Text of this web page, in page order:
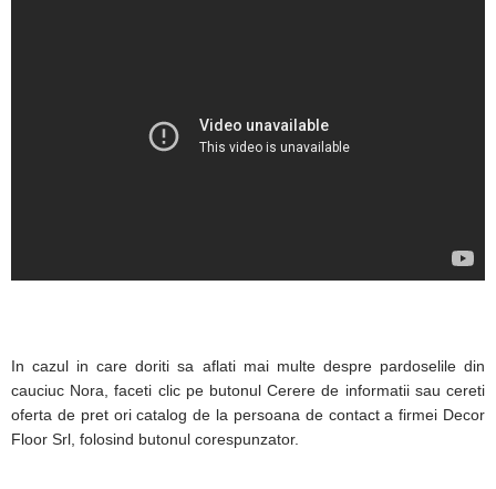
In cazul in care doriti sa aflati mai multe despre pardoselile din
cauciuc Nora, faceti clic pe butonul Cerere de informatii sau cereti
oferta de pret ori catalog de la persoana de contact a firmei Decor
Floor Srl, folosind butonul corespunzator.